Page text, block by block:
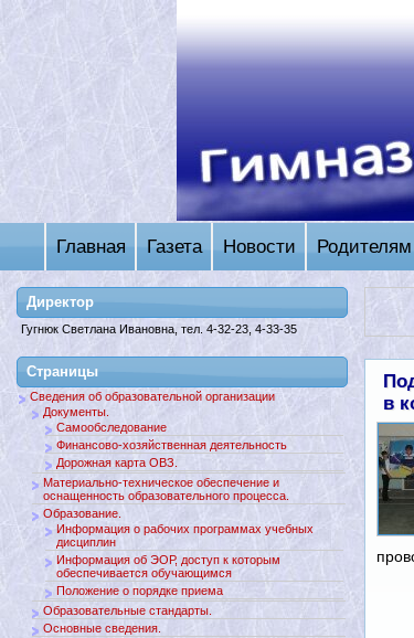
Главная Газета Новости Родителям
в
Директор
Гугнюк Светлана Ивановна, тел. 4-32-23, 4-33-35
Страницы
Сведения об образовательной организации
Документы.
Самообследование
Финансово-хозяйственная деятельность
Дорожная карта ОВЗ.
Материально-техническое обеспечение и
оснащенность образовательного процесса.
Образование.
Информация о рабочих программах учебных
дисциплин
Информация об ЭОР, доступ к которым
обеспечивается обучающимся
Положение о порядке приема
Образовательные стандарты.
Основные сведения.